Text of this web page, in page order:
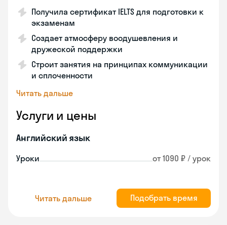
Получила сертификат IELTS для подготовки к
экзаменам
Создает атмосферу воодушевления и
дружеской поддержки
Строит занятия на принципах коммуникации
и сплоченности
Читать дальше
Услуги и цены
Английский язык
Уроки от 1090 ₽ / урок
Читать дальше Подобрать время